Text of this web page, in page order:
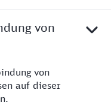
von
von
auf dieser